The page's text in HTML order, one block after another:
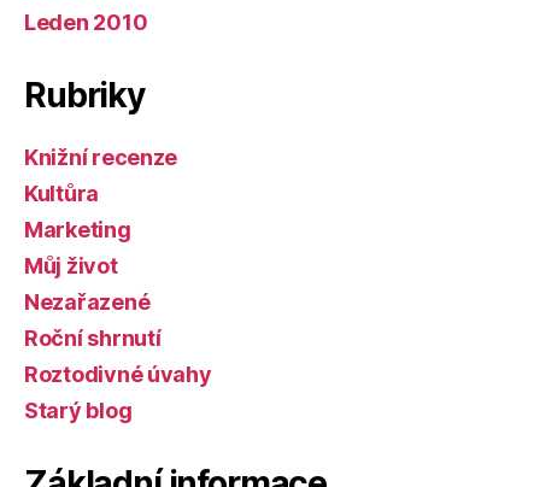
Leden 2010
Rubriky
Knižní recenze
Kultůra
Marketing
Můj život
Nezařazené
Roční shrnutí
Roztodivné úvahy
Starý blog